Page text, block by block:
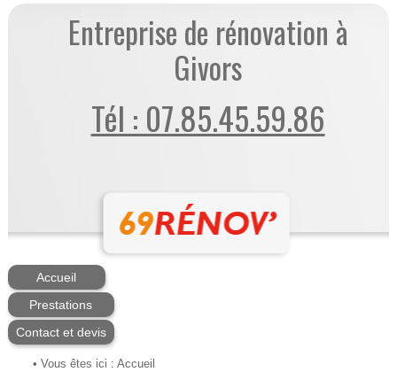
Entreprise de rénovation à
Givors
Tél : 07.85.45.59.86
Accueil
Prestations
Contact et devis
• Vous êtes ici : Accueil